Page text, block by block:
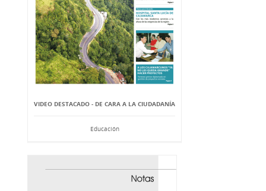
VIDEO DESTACADO - DE CARA A LA CIUDADANÍA
Educación